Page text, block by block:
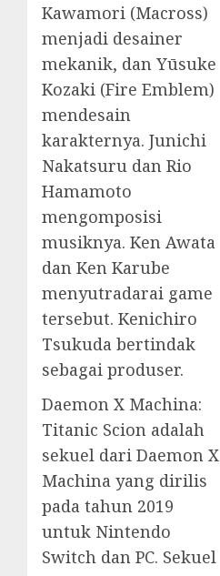
Kawamori (Macross)
menjadi desainer
mekanik, dan Yūsuke
Kozaki (Fire Emblem)
mendesain
karakternya. Junichi
Nakatsuru dan Rio
Hamamoto
mengomposisi
musiknya. Ken Awata
dan Ken Karube
menyutradarai game
tersebut. Kenichiro
Tsukuda bertindak
sebagai produser.
Daemon X Machina:
Titanic Scion adalah
sekuel dari Daemon X
Machina yang dirilis
pada tahun 2019
untuk Nintendo
Switch dan PC. Sekuel